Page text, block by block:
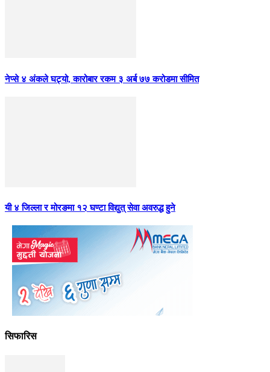
नेप्से ४ अंकले घट्यो, कारोबार रकम ३ अर्ब ७७ करोडमा सीमित
यी ४ जिल्ला र मोरङमा १२ घण्टा विद्युत् सेवा अवरुद्ध हुने
सिफारिस